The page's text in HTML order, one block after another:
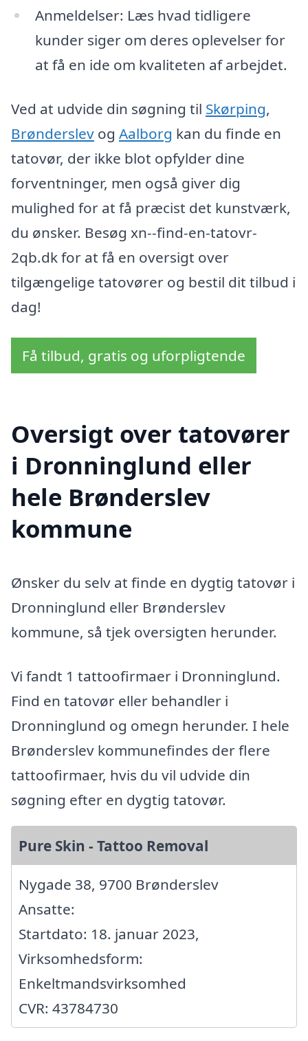
Anmeldelser: Læs hvad tidligere
kunder siger om deres oplevelser for
at få en ide om kvaliteten af arbejdet.
Ved at udvide din søgning til Skørping,
Brønderslev og Aalborg kan du finde en
tatovør, der ikke blot opfylder dine
forventninger, men også giver dig
mulighed for at få præcist det kunstværk,
du ønsker. Besøg xn--find-en-tatovr-
2qb.dk for at få en oversigt over
tilgængelige tatovører og bestil dit tilbud i
dag!
Få tilbud, gratis og uforpligtende
Oversigt over tatovører
i Dronninglund eller
hele Brønderslev
kommune
Ønsker du selv at finde en dygtig tatovør i
Dronninglund eller Brønderslev
kommune, så tjek oversigten herunder.
Vi fandt 1 tattoofirmaer i Dronninglund.
Find en tatovør eller behandler i
Dronninglund og omegn herunder. I hele
Brønderslev kommunefindes der flere
tattoofirmaer, hvis du vil udvide din
søgning efter en dygtig tatovør.
Pure Skin - Tattoo Removal
Nygade 38, 9700 Brønderslev
Ansatte:
Startdato: 18. januar 2023,
Virksomhedsform:
Enkeltmandsvirksomhed
CVR: 43784730